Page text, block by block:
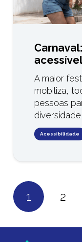
A maior
mobiliza,
pessoas
Acessibilidade
1 2